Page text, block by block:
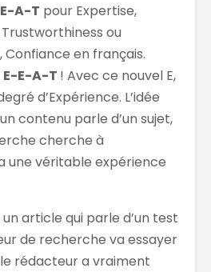
E-A-T pour Expertise,
ou
Confiance en français.
E-E-A-T ! Avec ce nouvel E,
d’Expérience. L’idée
contenu parle d’un sujet,
cherche à
une véritable expérience
article qui parle d’un test
de recherche va essayer
rédacteur a vraiment